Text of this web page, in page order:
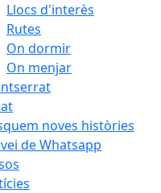
Llocs d'interès
Rutes
On dormir
On menjar
noves històries
de Whatsapp